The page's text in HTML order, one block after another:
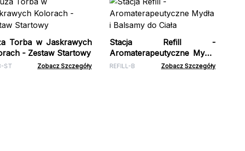
Torba w Jaskrawych
- Zestaw Startowy
ST Zobacz Szczegóły
Stacja Refill -
Aromaterapeutyczne Mydła
i Balsamy do Ciała
REFILL-B Zobacz Szczegóły